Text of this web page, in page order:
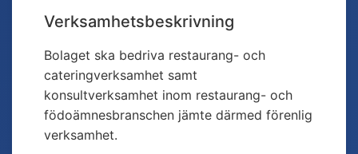
Verksamhetsbeskrivning
Bolaget ska bedriva restaurang- och
cateringverksamhet samt
konsultverksamhet inom restaurang- och
födoämnesbranschen jämte därmed förenlig
verksamhet.